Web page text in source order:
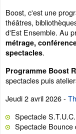
Boost, c'est une
théâtres,
d'Est Ensemble. Au
métrage,
spectacles.
Programme Boost
spectacles puis
Jeudi 2 avril 2026 -
Spectacle
Spectacle Bounce